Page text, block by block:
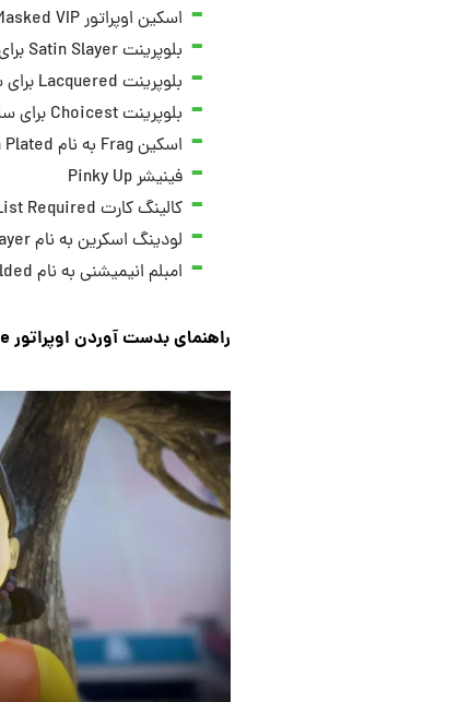
اسکین اوپراتور Lion Masked VIP
بلوپرینت Satin Slayer برای سلاح Kompakt 92
بلوپرینت Lacquered برای سلاح LR 7.62
بلوپرینت Choicest برای سلاح HE-1
اسکین Frag به نام Death Plated
فینیشر Pinky Up
کالینگ کارت List Required
لودینگ اسکرین به نام Very Important Player
امبلم انیمیشنی به نام Gilded
راهنمای بدست آوردن اوپراتور Young-Hee از سریال Squid Game